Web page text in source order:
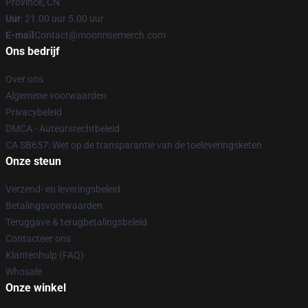
Uur: 21.00 uur 5.00 uur
E-mail Contact@moonrisemerch.com
Ons bedrijf
Over ons
Algemene voorwaarden
Privacybeleid
DMCA - Auteursrechtbeleid
CA SB657: Wet op de transparantie van de toeleveringsketen
Onze steun
Verzend- en leveringsbeleid
Betalingsvoorwaarden
Teruggave & terugbetalingsbeleid
Contacteer ons
Klantenhulp (FAQ)
Whosale
Onze winkel